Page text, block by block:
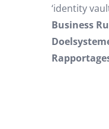
‘identity
Business